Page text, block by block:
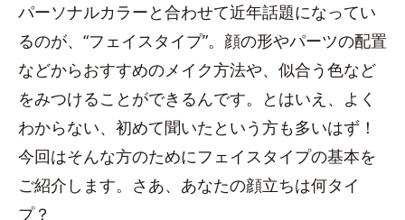
パーソナルカラーと合わせて近年話題になってい
るのが、“フェイスタイプ”。顔の形やパーツの配置
などからおすすめのメイク方法や、似合う色など
をみつけることができるんです。とはいえ、よく
わからない、初めて聞いたという方も多いはず！
今回はそんな方のためにフェイスタイプの基本を
ご紹介します。さあ、あなたの顔立ちは何タイ
プ？